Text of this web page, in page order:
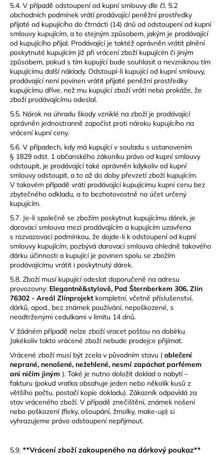
5.4. V případě odstoupení od kupní smlouvy dle čl. 5.2
obchodních podmínek vrátí prodávající peněžní prostředky
přijaté od kupujícího do čtrnácti (14) dnů od odstoupení od kupní
smlouvy kupujícím, a to stejným způsobem, jakým je prodávající
od kupujícího přijal. Prodávající je taktéž oprávněn vrátit plnění
poskytnuté kupujícím již při vrácení zboží kupujícím či jiným
způsobem, pokud s tím kupující bude souhlasit a nevzniknou tím
kupujícímu další náklady. Odstoupí-li kupující od kupní smlouvy,
prodávající není povinen vrátit přijaté peněžní prostředky
kupujícímu dříve, než mu kupující zboží vrátí nebo prokáže, že
zboží prodávajícímu odeslal.
5.5. Nárok na úhradu škody vzniklé na zboží je prodávající
oprávněn jednostranně započíst proti nároku kupujícího na
vrácení kupní ceny.
5.6. V případech, kdy má kupující v souladu s ustanovením
§ 1829 odst. 1 občanského zákoníku právo od kupní smlouvy
odstoupit, je prodávající také oprávněn kdykoliv od kupní
smlouvy odstoupit, a to až do doby převzetí zboží kupujícím.
V takovém případě vrátí prodávající kupujícímu kupní cenu bez
zbytečného odkladu, a to bezhotovostně na účet určený
kupujícím.
5.7. Je-li společně se zbožím poskytnut kupujícímu dárek, je
darovací smlouva mezi prodávajícím a kupujícím uzavřena
s rozvazovací podmínkou, že dojde-li k odstoupení od kupní
smlouvy kupujícím, pozbývá darovací smlouva ohledně takového
dárku účinnosti a kupující je povinen spolu se zbožím
prodávajícímu vrátit i poskytnutý dárek.
5.8. Zboží musí kupující odeslat doporučeně na adresu
provozovny: Elegantně&stylově, Pod Šternberkem 306, Zlín
76302 - Areál Zlínprojekt kompletní, včetně příslušenství,
dárků, apod., bez známek používání, nepoškozené, s
neodtrženými cedulkami v limitu 14 dnů.
V žádném případě nelze zboží vracet poštou na dobírku.
Jakékoliv takto vrácené zboží nebude prodejce přijímat.
Vrácené zboží musí být zcela v původním stavu ( oblečení
neprané, nenošené, nežehlené, nesmí zapáchat parfémem
ani ničím jiným ). Také je nutno doložit doklad o nabytí –
fakturu (pokud vratka obsahuje jeden nebo několik kusů z
většího počtu, postačí kopie dokladu). Zákazník odpovídá za
stav vráceného zboží. V případě znečištění, známek nošení
nebo poškození (fleky, ošoupání, žmolky, make-up) si
vyhrazujeme právo odstoupení nepřijmout.
5.9. **Vrácení zboží zakoupeného na dárkový poukaz**